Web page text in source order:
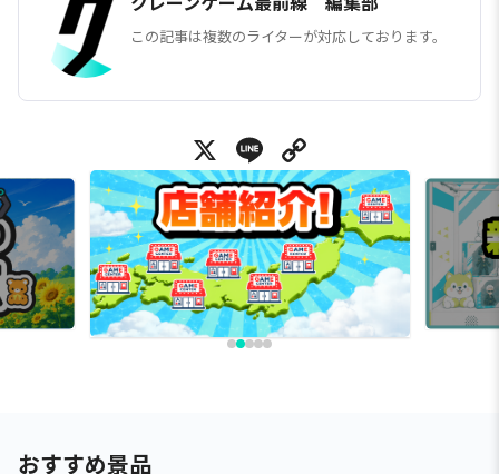
この記事は複数のライターが対応しております。
X Line
おすすめ景品